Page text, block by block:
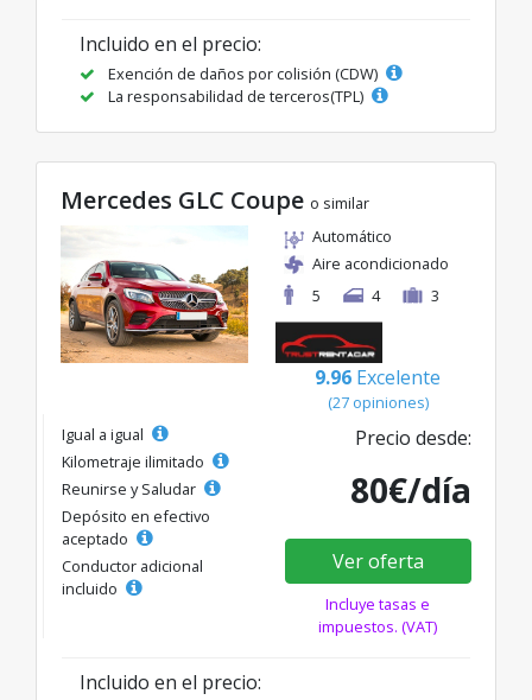
Incluido en el precio:
Exención de daños por colisión (CDW)
La responsabilidad de terceros(TPL)
Mercedes GLC Coupe o similar
Automático
Aire acondicionado
5
4 3
9.96 Excelente
(27 opiniones)
Igual a igual
Kilometraje ilimitado
Reunirse y Saludar
Depósito en efectivo
aceptado
Conductor adicional
incluido
Precio desde:
80€/día
Ver oferta
Incluye tasas e
impuestos. (VAT)
Incluido en el precio: